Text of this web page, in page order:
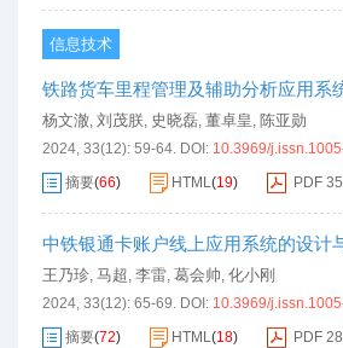
信息技术
铁路货车里程管理及辅助分析应用系
杨文澈, 刘茂朕, 史晓磊, 董卓皇, 陈亚勋
2024, 33(12): 59-64. DOI: 10.3969/
摘要(66) HTML(19) PDF
中铁银通卡账户线上应用系统的设计
王乃珍, 马超, 李雷, 葛会帅, 化小刚
2024, 33(12): 65-69. DOI: 10.3969/
摘要(72) HTML(18) PDF